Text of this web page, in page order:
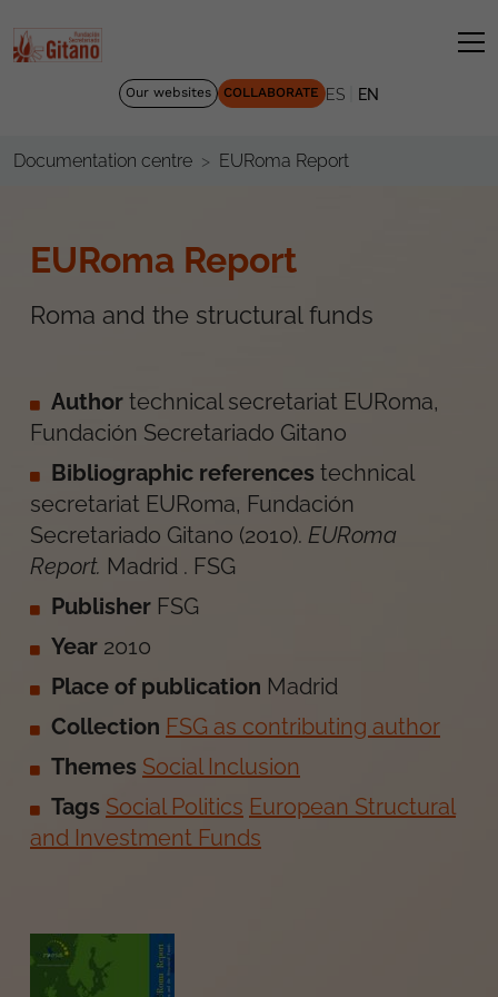
Our websites COLLABORATE ES EN
Documentation centre EURoma Report
EURoma Report
Roma and the structural funds
Author technical secretariat EURoma,
Fundación Secretariado Gitano
Bibliographic references technical
secretariat EURoma, Fundación
Secretariado Gitano (2010). EURoma
Report. Madrid . FSG
Publisher FSG
Year 2010
Place of publication Madrid
Collection FSG as contributing author
Themes Social Inclusion
Tags Social Politics European Structural
and Investment Funds